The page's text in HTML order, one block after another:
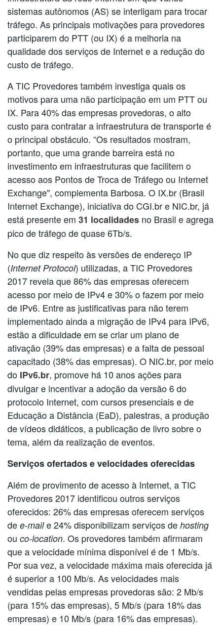
sistemas autônomos (AS) se interligam para trocar
tráfego. As principais motivações para provedores
participarem do PTT (ou IX) é a melhoria na
qualidade dos serviços de Internet e a redução do
custo de tráfego.
A TIC Provedores também investiga quais os
motivos para uma não participação em um PTT ou
IX. Para 40% das empresas provedoras, o alto
custo para contratar a infraestrutura de transporte é
o principal obstáculo. “Os resultados mostram,
portanto, que uma grande barreira está no
investimento em infraestruturas que facilitem o
acesso aos Pontos de Troca de Tráfego ou Internet
Exchange", complementa Barbosa. O IX.br (Brasil
Internet Exchange), iniciativa do CGI.br e NIC.br, já
está presente em 31 localidades no Brasil e agrega
pico de tráfego de quase 6Tb/s.
No que diz respeito às versões de endereço IP
(Internet Protocol) utilizadas, a TIC Provedores
2017 revela que 86% das empresas oferecem
acesso por meio de IPv4 e 30% o fazem por meio
de IPv6. Entre as justificativas para não terem
implementado ainda a migração de IPv4 para IPv6,
estão a dificuldade em se criar um plano de
ativação (39% das empresas) e a falta de pessoal
capacitado (38% das empresas). O NIC.br, por meio
do IPv6.br, promove há 10 anos ações para
divulgar e incentivar a adoção da versão 6 do
protocolo Internet, com cursos presenciais e de
Educação a Distância (EaD), palestras, a produção
de vídeos didáticos, a publicação de livro sobre o
tema, além da realização de eventos.
Serviços ofertados e velocidades oferecidas
Além de provimento de acesso à Internet, a TIC
Provedores 2017 identificou outros serviços
oferecidos: 26% das empresas oferecem serviços
de e-maile 24% disponibilizam serviços de hosting
ou co-location. Os provedores também afirmaram
que a velocidade mínima disponível é de 1 Mb/s.
Por sua vez, a velocidade máxima mais oferecida já
é superior a 100 Mb/s. As velocidades mais
vendidas pelas empresas provedoras são: 2 Mb/s
(para 15% das empresas), 5 Mb/s (para 18% das
empresas) e 10 Mb/s (para 16% das empresas).